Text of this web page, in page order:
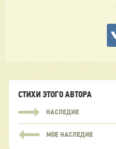
СТИХИ ЭТОГО АВТОРА
НАСЛЕДИЕ
МОЕ НАСЛЕДИЕ